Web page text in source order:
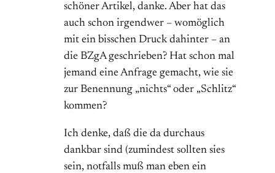
schöner Artikel, danke. Aber hat das
auch schon irgendwer – womöglich
mit ein bisschen Druck dahinter – an
die BZgA geschrieben? Hat schon mal
jemand eine Anfrage gemacht, wie sie
zur Benennung „nichts“ oder „Schlitz“
kommen?
Ich denke, daß die da durchaus
dankbar sind (zumindest sollten sies
sein, notfalls muß man eben ein